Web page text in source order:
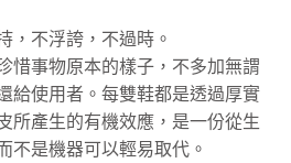
，不浮誇，不過時。
惜事物原本的樣子，不多加無謂
給使用者。每雙鞋都是透過厚實
所產生的有機效應，是一份從生
不是機器可以輕易取代。